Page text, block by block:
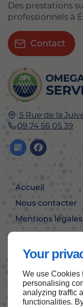
Your
We use Cookies
personalising
analyzing traffic
functionalities.
5 Rue de la
09 74 56 05 39
Accueil
Nous contacter
Mentions légales
Plan du site
Des prestations
professionnels à
Contact